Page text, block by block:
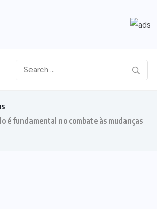
é fundamental no combate às mudanças